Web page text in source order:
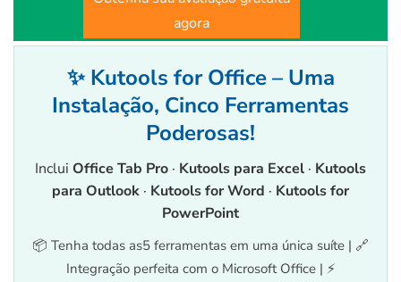
agora
✨ Kutools for Office – Uma
Instalação, Cinco Ferramentas
Poderosas!
Inclui Office Tab Pro · Kutools para Excel · Kutools
para Outlook · Kutools for Word · Kutools for
PowerPoint
📦 Tenha todas as5 ferramentas em uma única suíte | 🔗
Integração perfeita com o Microsoft Office | ⚡